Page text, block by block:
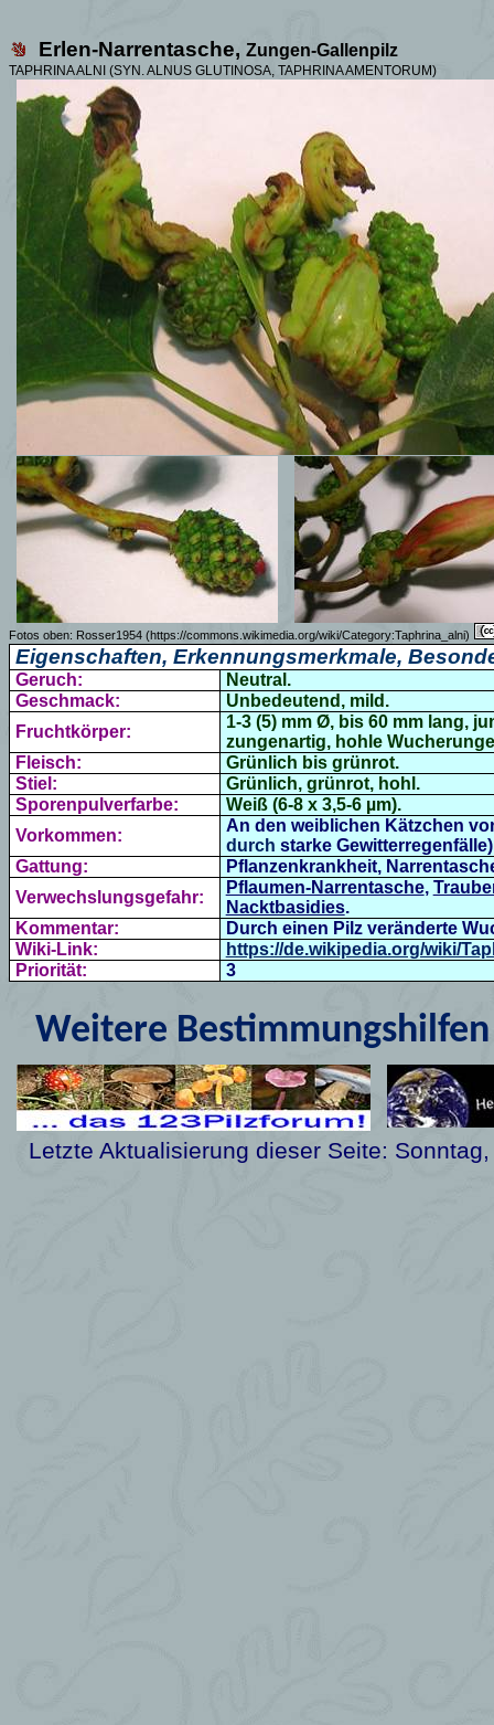
Erlen-Narrentasche, Zungen-Gallenpilz
TAPHRINA ALNI (SYN. ALNUS GLUTINOSA, TAPHRINA AMENTORUM)
Fotos oben: Rosser1954 (https://commons.wikimedia.org/wiki/Category:Taphrina_alni)
Eigenschaften, Erkennungsmerkmale,
Geruch:
Neutral.
Geschmack:
Unbedeutend, mild.
Fruchtkörper:
1-3 (5) mm Ø, bis 60 mm lang,
zungenartig, hohle
Fleisch:
Grünlich bis grünrot.
Stiel:
Grünlich, grünrot, hohl.
Sporenpulverfarbe:
Weiß (6-8 x 3,5-6 µm).
Vorkommen:
An den weiblichen Kätzchen
durch starke
Gattung:
Pflanzenkrankheit,
Verwechslungsgefahr:
Pflaumen-Narrentasche,
Nacktbasidies.
Kommentar:
Durch einen Pilz veränderte
Wiki-Link:
https://de.wikipedia.org/wiki/
Priorität:
3
Weitere
Letzte Aktualisierung dieser Seite: